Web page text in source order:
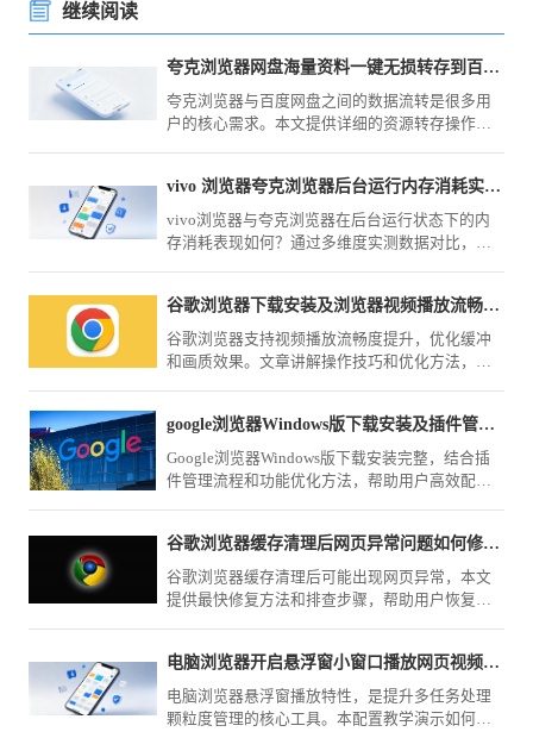
继续阅读
夸克浏览器网盘海量资料一键无损转存到百度网盘里
夸克浏览器与百度网盘之间的数据流转是很多用
户的核心需求。本文提供详细的资源转存操作指
百度网盘，解决跨平台资源管理难题。
vivo 浏览器夸克浏览器后台运行内存消耗实测对比测评
vivo浏览器与夸克浏览器在后台运行状态下的内
存消耗表现如何？通过多维度实测数据对比，为
谷歌浏览器下载安装及浏览器视频播放流畅度提升方法
谷歌浏览器支持视频播放流畅度提升，优化缓冲
和画质效果。文章讲解操作技巧和优化方法，让
google浏览器Windows版下载安装及插件管理流程
Google浏览器Windows版下载安装完整，结合插
件管理流程和功能优化方法，帮助用户高效配置
谷歌浏览器缓存清理后网页异常问题如何修复最快
谷歌浏览器缓存清理后可能出现网页异常，本文
提供最快修复方法和排查步骤，帮助用户恢复正
电脑浏览器开启悬浮窗小窗口播放网页视频可以做到边看边工作
电脑浏览器悬浮窗播放特性，是提升多任务处理
颗粒度管理的核心工具。本配置教学演示如何一